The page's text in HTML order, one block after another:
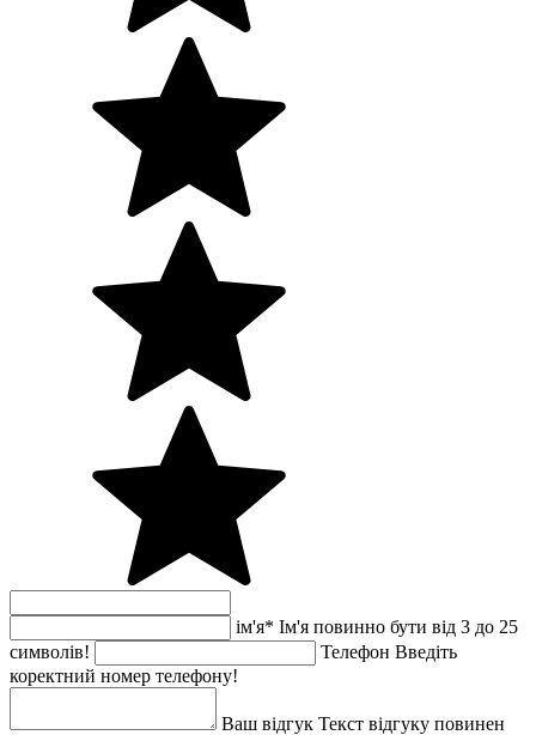
ім'я* Ім'я повинно бути від 3 до 25
символів!
Телефон Введіть
коректний номер телефону!
Ваш відгук Текст відгуку повинен